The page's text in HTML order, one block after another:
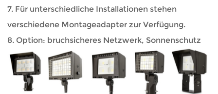
7. Für unterschiedliche Installationen stehen
verschiedene Montageadapter zur Verfügung.
8. Option: bruchsicheres Netzwerk, Sonnenschutz